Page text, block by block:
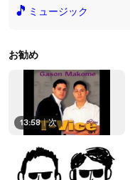
🎵 ミュージック
お勧め
13:58 | 次